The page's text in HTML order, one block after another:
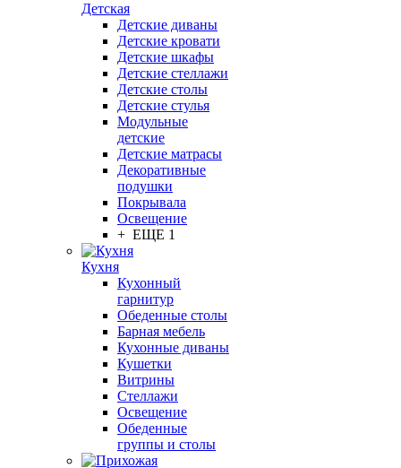
Детская
Детские диваны
Детские кровати
Детские шкафы
Детские стеллажи
Детские столы
Детские стулья
Модульные
детские
Детские матрасы
Декоративные
подушки
Покрывала
Освещение
+ ЕЩЕ 1
Кухня
Кухонный
гарнитур
Обеденные столы
Барная мебель
Кухонные диваны
Кушетки
Витрины
Стеллажи
Освещение
Обеденные
группы и столы